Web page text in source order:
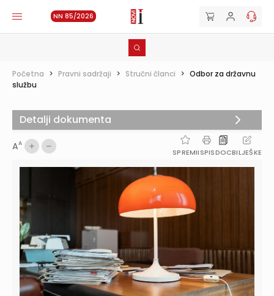
NN 85/2026
Početna > Pravni sadržaji > Stručni članci > Odbor za državnu
službu
AA
SPREMIISPISDOCBILJEŠKE
Detalji dokumenta